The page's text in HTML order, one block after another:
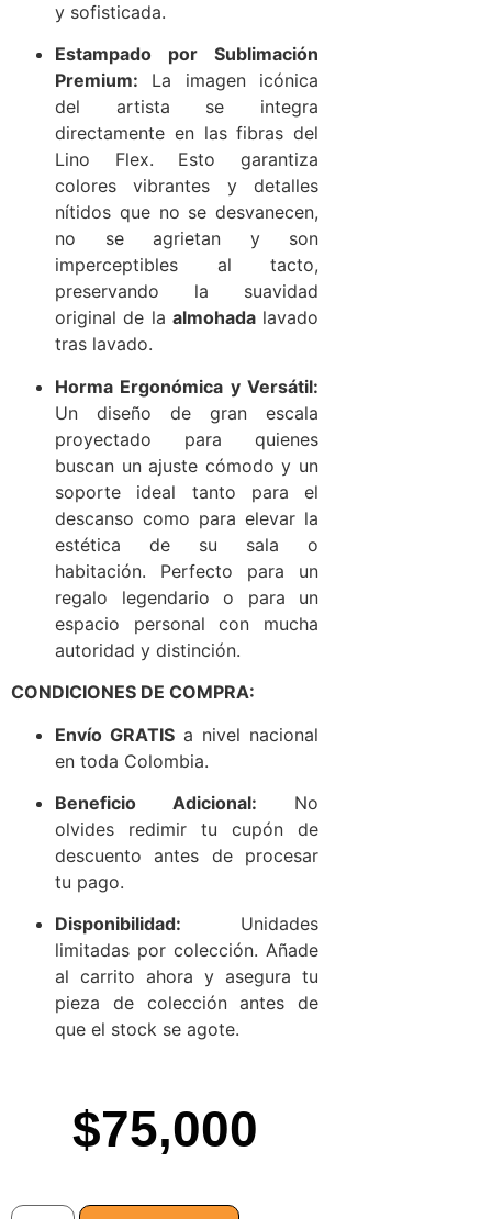
y sofisticada.
Estampado por Sublimación
Premium: La imagen icónica
del artista se integra
directamente en las fibras del
Lino Flex. Esto garantiza
colores vibrantes y detalles
nítidos que no se desvanecen,
no se agrietan y son
imperceptibles al tacto,
preservando la suavidad
original de la almohadalavado
tras lavado.
Horma Ergonómica y Versátil:
Un diseño de gran escala
proyectado para quienes
buscan un ajuste cómodo y un
soporte ideal tanto para el
descanso como para elevar la
estética de su sala o
habitación. Perfecto para un
regalo legendario o para un
espacio personal con mucha
autoridad y distinción.
CONDICIONES DE COMPRA:
Envío GRATIS a nivel nacional
en toda Colombia.
Beneficio Adicional: No
olvides redimir tu cupón de
descuento antes de procesar
tu pago.
Disponibilidad: Unidades
limitadas por colección. Añade
al carrito ahora y asegura tu
pieza de colección antes de
que el stock se agote.
$75,000